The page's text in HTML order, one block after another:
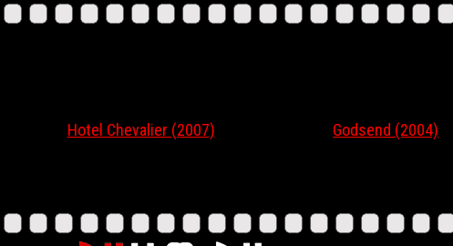
Hotel Chevalier (2007) Godsend (2004)